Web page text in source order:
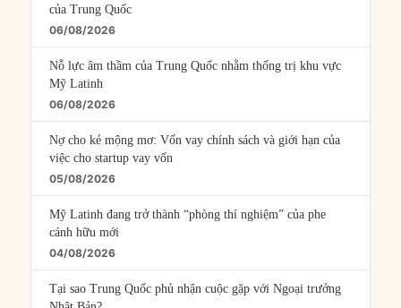
của Trung Quốc
06/08/2026
Nỗ lực âm thầm của Trung Quốc nhằm thống trị khu vực
Mỹ Latinh
06/08/2026
Nợ cho kẻ mộng mơ: Vốn vay chính sách và giới hạn của
việc cho startup vay vốn
05/08/2026
Mỹ Latinh đang trở thành “phòng thí nghiệm” của phe
cánh hữu mới
04/08/2026
Tại sao Trung Quốc phủ nhận cuộc gặp với Ngoại trưởng